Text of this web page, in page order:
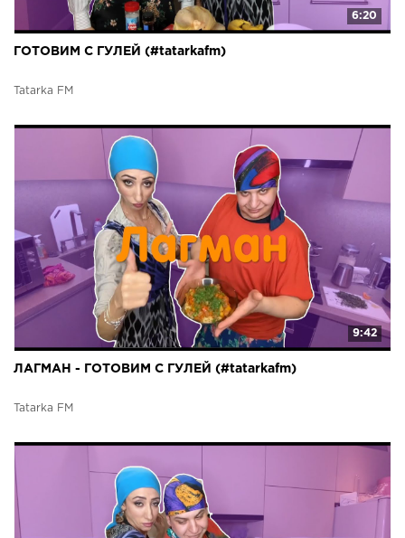
6:20
ГОТОВИМ С ГУЛЕЙ (#tatarkafm)
Tatarka FM
9:42
ЛАГМАН - ГОТОВИМ С ГУЛЕЙ (#tatarkafm)
Tatarka FM